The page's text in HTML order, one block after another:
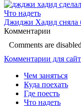
Что надеть
Джиджи Хадид сняла
Комментарии
Comments are disabled
Комментарии для
Чем заняться
Куда поехать
Где поесть
Что надеть